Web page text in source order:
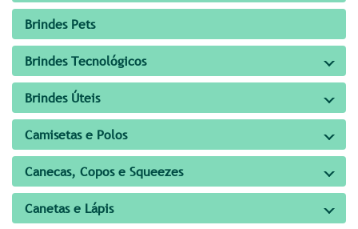
Brindes Pets
Brindes Tecnológicos
Brindes Úteis
Camisetas e Polos
Canecas, Copos e Squeezes
Canetas e Lápis